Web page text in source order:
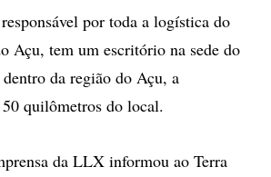
por toda a logística do
Açu, tem um escritório na sede do
da região do Açu, a
quilômetros do local.
da LLX informou ao Terra